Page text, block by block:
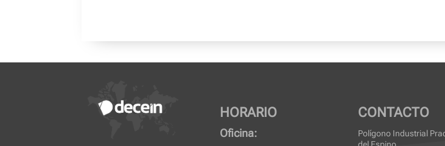
HORARIO
Oficina:
CONTACTO
Polígono Industrial
del Espino